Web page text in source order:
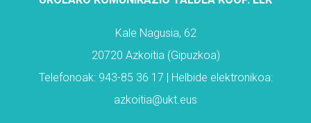
Kale Nagusia, 62
20720 Azkoitia (Gipuzkoa)
Telefonoak: 943-85 36 17 | Helbide elektronikoa:
azkoitia@ukt.eus